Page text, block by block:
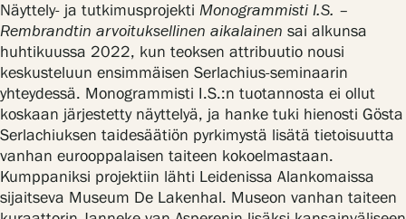
Näyttely- ja tutkimusprojekti Monogrammisti I.S. –
Rembrandtin arvoituksellinen aikalainen sai alkunsa
huhtikuussa 2022, kun teoksen attribuutio nousi
keskusteluun ensimmäisen Serlachius-seminaarin
yhteydessä. Monogrammisti I.S.:n tuotannosta ei ollut
koskaan järjestetty näyttelyä, ja hanke tuki hienosti Gösta
Serlachiuksen taidesäätiön pyrkimystä lisätä tietoisuutta
vanhan eurooppalaisen taiteen kokoelmastaan.
Kumppaniksi projektiin lähti Leidenissa Alankomaissa
sijaitseva Museum De Lakenhal. Museon vanhan taiteen